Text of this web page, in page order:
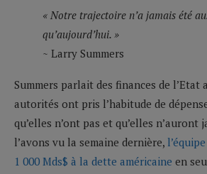
« Notre trajectoire n’a jamais été
qu’aujourd’hui. »
~ Larry Summers
Summers parlait des finances de l’Etat
autorités ont pris l’habitude de
qu’elles n’ont pas et qu’elles n’auront
l’avons vu la semaine dernière,
1 000 Mds$ à la dette américaine en